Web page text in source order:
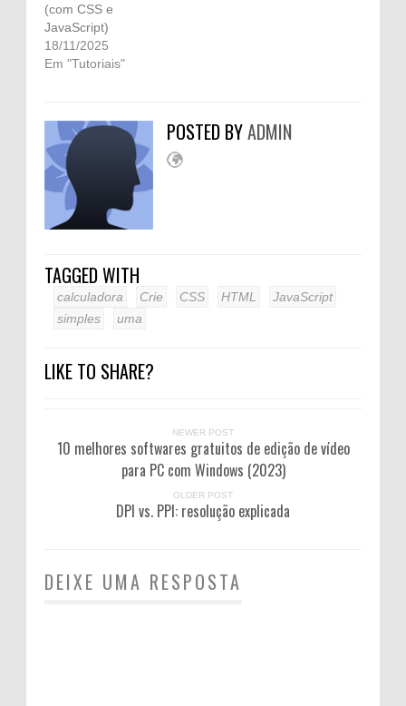
(com CSS e
JavaScript)
18/11/2025
Em "Tutoriais"
POSTED BYADMIN
TAGGED WITH
calculadora Crie CSS HTML
JavaScript
simples
uma
LIKE TO SHARE?
NEWER POST
10 melhores softwares gratuitos de edição de vídeo
para PC com Windows (2023)
OLDER POST
DPI vs. PPI: resolução explicada
DEIXE UMA RESPOSTA